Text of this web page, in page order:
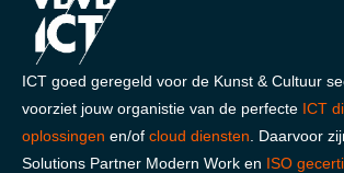
ICT goed geregeld voor de Kunst & Cultuur
voorziet jouw organistie van de perfecte ICT
oplossingen en/of cloud diensten . Daarvoor
Solutions Partner Modern Work en ISO